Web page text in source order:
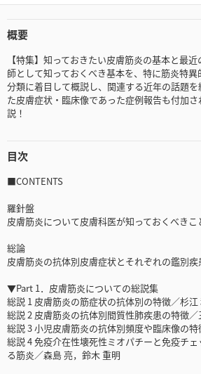
概要
【特集】知っておきたい皮膚筋炎の基本と最
師として知っておくべき基本を、特に筋炎特
分類に着目して概説し、関連する近年の話題
た皮膚症状・臨床像であった症例報告も付加
説！
目次
■CONTENTS
羅針盤
皮膚筋炎について皮膚科医が知っておくべき
総論
皮膚筋炎の抗体別皮膚症状とそれぞれの鑑別
▼Part 1．皮膚筋炎についての総説集
総説 1 皮膚筋炎の筋症状の抗体別の特徴／杉江
総説 2 皮膚筋炎の抗体別間質性肺疾患の特徴／
総説 3 小児皮膚筋炎の抗体別頻度や臨床像の特
総説 4 免疫介在性壊死性ミオパチーと免疫チ
る筋炎／森島 亮，鈴木 重明